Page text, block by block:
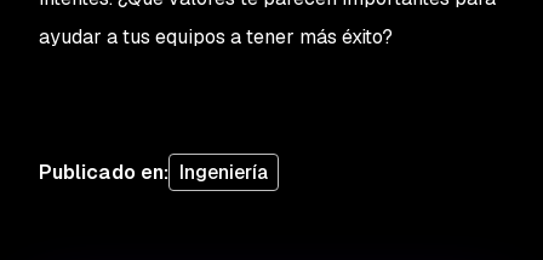
ayudar a tus equipos a tener más éxito?
Publicado en: Ingeniería